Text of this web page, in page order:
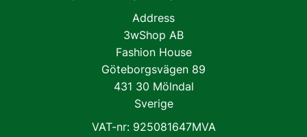
Address
3wShop AB
Fashion House
Göteborgsvägen 89
431 30 Mölndal
Sverige
VAT-nr: 925081647MVA